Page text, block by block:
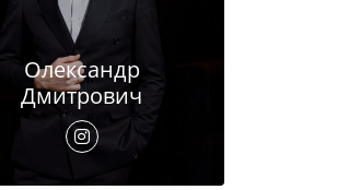
Олександр
Дмитрович